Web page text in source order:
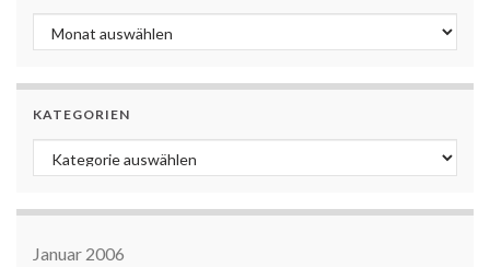
Archiv
KATEGORIEN
Kategorien
Januar 2006